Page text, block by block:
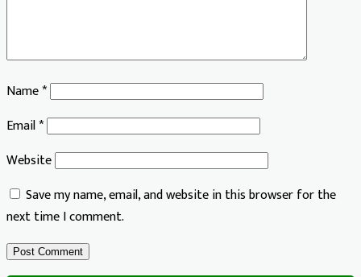
Name*
Email*
Website
Save my name, email, and website in this browser for the
next time I comment.